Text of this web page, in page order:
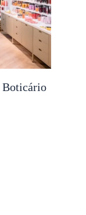
Boticário